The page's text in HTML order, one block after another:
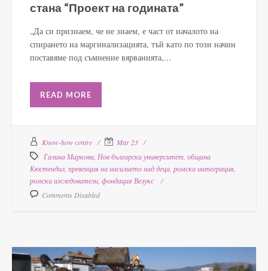
стана “Проект на годината”
„Да си признаем, че не знаем, е част от началото на
спирането на маргинализацията, тъй като по този начин
поставяме под съмнение вярванията,...
READ MORE
Know-how centre
Mar 23
Галина Маркова Нов български университет община
Кюстендил превенция на насилието над деца ромска интеграция
ромски изследователи фондация Велукс
Comments Disabled